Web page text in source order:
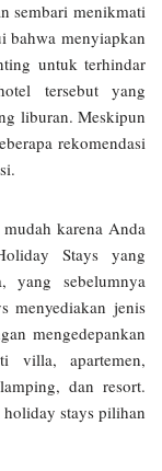
sembari menikmati
bahwa menyiapkan
untuk terhindar
tersebut yang
liburan. Meskipun
rekomendasi
karena Anda
Stays yang
yang sebelumnya
menyediakan jenis
mengedepankan
villa, apartemen,
dan resort.
stays pilihan